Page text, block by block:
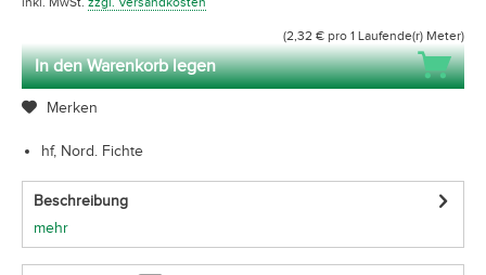
(2,32 € pro 1 Laufende(r) Meter)
In den Warenkorb legen
Merken
hf, Nord. Fichte
Beschreibung
mehr